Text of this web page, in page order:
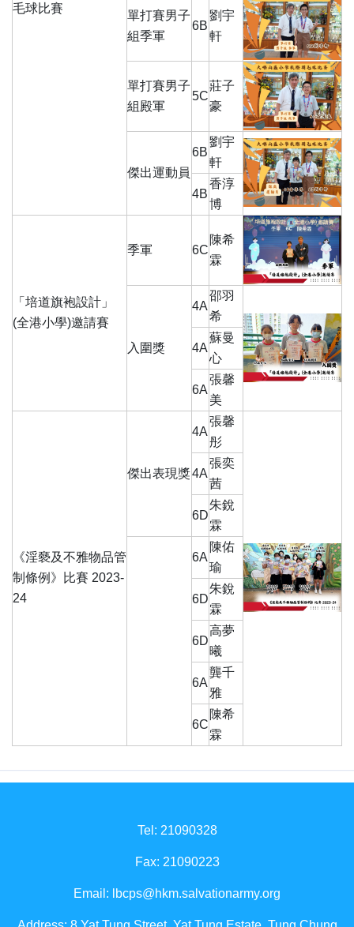
毛球比賽
單打賽男子
組季軍
6B
劉宇
軒
單打賽男子
組殿軍
5C
莊子
豪
傑出運動員
6B
劉宇
軒
4B
香淳
博
「培道旗袍設計」
(全港小學)邀請賽
季軍 6C
陳希
霖
入圍獎
4A
邵羽
希
4A
蘇曼
心
6A
張馨
美
《淫褻及不雅物品管
制條例》比賽 2023-
24
傑出表現獎
4A
張馨
彤
4A
張奕
茜
6D
朱銳
霖
6A
陳佑
瑜
6D
朱銳
霖
6D
高夢
曦
6A
龔千
雅
6C
陳希
霖
Tel: 21090328
Fax: 21090223
Email: lbcps@hkm.salvationarmy.org